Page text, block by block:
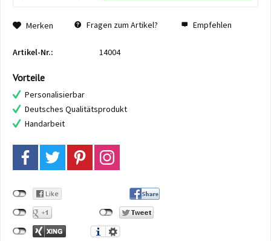
Merken Fragen zum Artikel? Empfehlen
Artikel-Nr.: 14004
Vorteile
Personalisierbar
Deutsches Qualitätsprodukt
Handarbeit